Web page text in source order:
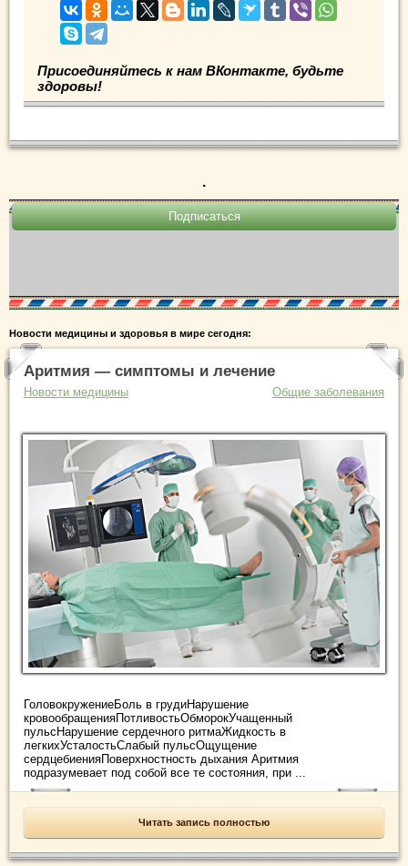
Присоединяйтесь к нам ВКонтакте, будьте
здоровы!
.
Новости медицины и здоровья в мире сегодня:
Аритмия — симптомы и лечение
Новости медицины Общие заболевания
ГоловокружениеБоль в грудиНарушение
кровообращенияПотливостьОбморокУчащенный
пульсНарушение сердечного ритмаЖидкость в
легкихУсталостьСлабый пульсОщущение
сердцебиенияПоверхностность дыхания Аритмия
подразумевает под собой все те состояния, при ...
Читать запись полностью